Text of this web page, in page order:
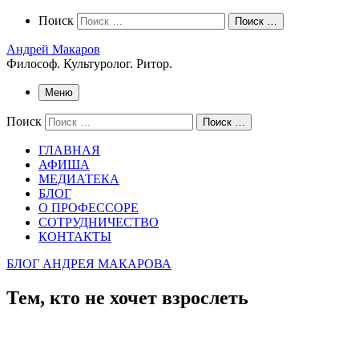
Search
Поиск Поиск …
Андрей Макаров
Философ. Культуролог. Ритор.
Меню
Поиск Поиск …
ГЛАВНАЯ
АФИША
МЕДИАТЕКА
БЛОГ
О ПРОФЕССОРЕ
СОТРУДНИЧЕСТВО
КОНТАКТЫ
БЛОГ АНДРЕЯ МАКАРОВА
Тем, кто не хочет взрослеть